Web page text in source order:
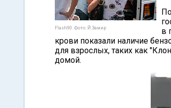
Flash90. Фото: Й.Замир
в
крови показали наличие
для взрослых, таких как
домой.